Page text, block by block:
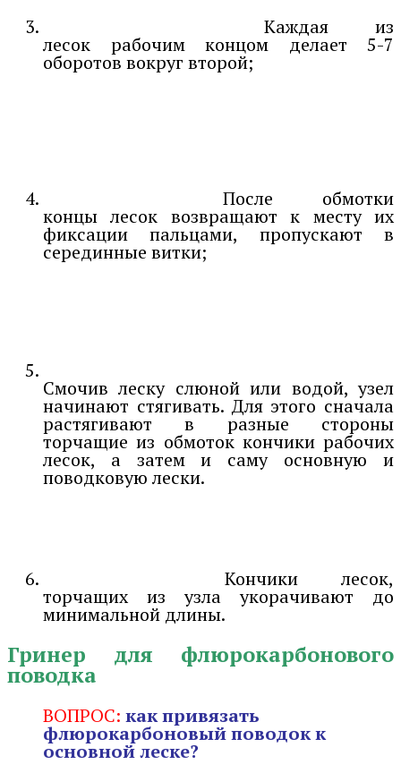
Каждая из
лесок рабочим концом делает 5-7
оборотов вокруг второй;
После обмотки
концы лесок возвращают к месту их
фиксации пальцами, пропускают в
серединные витки;
Смочив леску слюной или водой, узел
начинают стягивать. Для этого сначала
растягивают в разные стороны
торчащие из обмоток кончики рабочих
лесок, а затем и саму основную и
поводковую лески.
Кончики лесок,
торчащих из узла укорачивают до
минимальной длины.
Гринер для флюрокарбонового
поводка
ВОПРОС: как привязать
флюрокарбоновый поводок к
основной леске?